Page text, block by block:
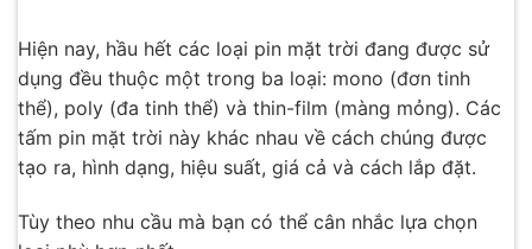
Hiện nay, hầu hết các loại pin mặt trời đang được sử
dụng đều thuộc một trong ba loại: mono (đơn tinh
thể), poly (đa tinh thể) và thin-film (màng mỏng). Các
tấm pin mặt trời này khác nhau về cách chúng được
tạo ra, hình dạng, hiệu suất, giá cả và cách lắp đặt.
Tùy theo nhu cầu mà bạn có thể cân nhắc lựa chọn